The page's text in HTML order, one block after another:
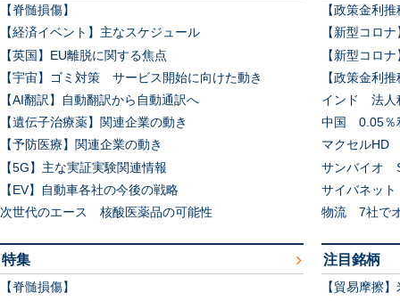
【脊髄損傷】
【経済イベント】主なスケジュール
【英国】EU離脱に関する焦点
【宇宙】ゴミ対策 サービス開始に向けた動き
【AI翻訳】自動翻訳から自動通訳へ
【遺伝子治療薬】関連企業の動き
【予防医療】関連企業の動き
【5G】主な実証実験関連情報
【EV】自動車各社の今後の戦略
次世代のエース 核酸医薬品の可能性
【政策金利
【新型コロ
【新型コロ
【政策金利
インド 法人
中国 0.05％
マクセルHD
サンバイオ
サイバネッ
物流 7社で
特集
【脊髄損傷】
注目銘柄
【貿易摩擦